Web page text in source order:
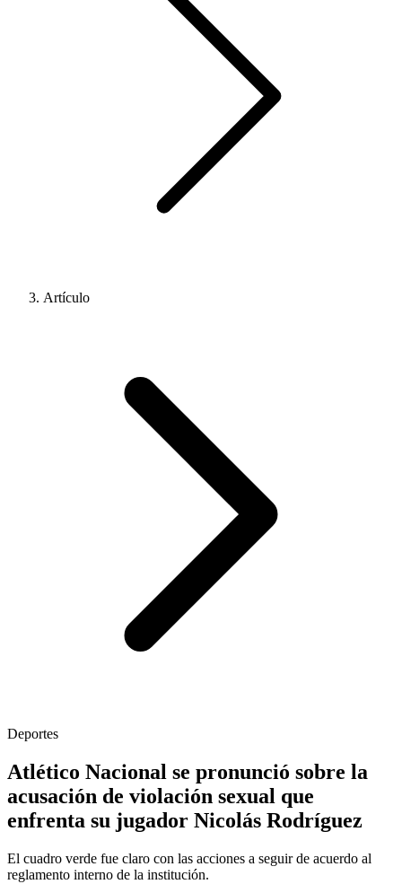
Artículo
Deportes
Atlético Nacional se pronunció sobre la
acusación de violación sexual que
enfrenta su jugador Nicolás Rodríguez
El cuadro verde fue claro con las acciones a seguir de acuerdo al
reglamento interno de la institución.